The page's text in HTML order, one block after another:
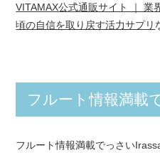
VITAMAX公式通販サイト ｜ 業
頃の自信を取り戻す活力サプリ
フルート情報満載
フルート情報満載でっさい